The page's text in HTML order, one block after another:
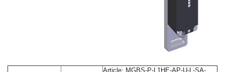
Article: MGBS-P-L1HE-AP-U-L-SA-